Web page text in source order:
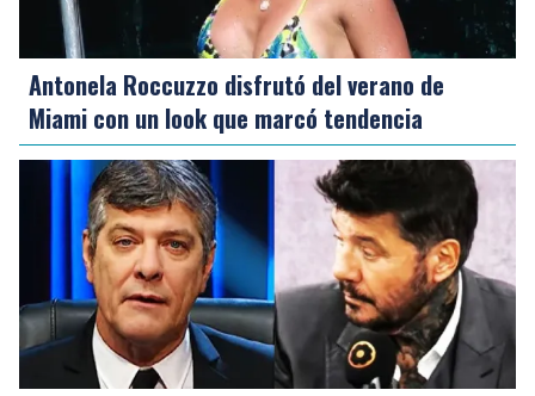
Antonela Roccuzzo disfrutó del verano de
Miami con un look que marcó tendencia